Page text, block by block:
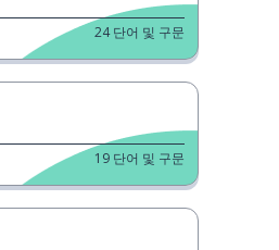
24 단어 및 구문
19 단어 및 구문